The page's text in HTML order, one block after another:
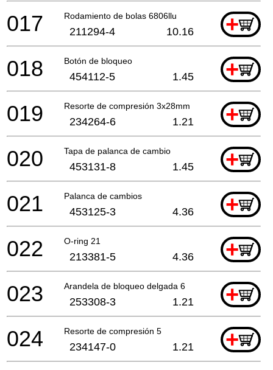
Rodamiento de bolas 6806llu +
017 211294-4 10.16
Botón de bloqueo +
018 454112-5 1.45
Resorte de compresión 3x28mm +
019 234264-6 1.21
Tapa de palanca de cambio +
020 453131-8 1.45
Palanca de cambios +
021 453125-3 4.36
O-ring 21 +
022 213381-5 4.36
Arandela de bloqueo delgada 6 +
023 253308-3 1.21
Resorte de compresión 5 +
024 234147-0 1.21